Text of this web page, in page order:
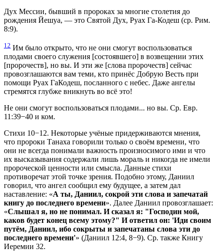
Дух Мессии, бывший в пророках за многие столетия до
рождения Йешуа, — это Святой Дух, Руах Га-Кодеш (ср. Рим.
8:9).
12 Им было открыто, что не они смогут воспользоваться
плодами своего служения [состоявшего] в возвещении этих
[пророчеств], но вы. И эти же [слова пророчеств] сейчас
провозглашаются вам теми, кто принёс Добрую Весть при
помощи Руах ГаКодеш, посланного с небес. Даже ангелы
стремятся глубже вникнуть во всё это!
Не они смогут воспользоваться плодами... но вы. Ср. Евр.
11:39−40 и ком.
Стихи 10−12. Некоторые учёные придерживаются мнения,
что пророки Танаха говорили только о своём времени, что
они не всегда понимали важность произносимого ими и что
их высказывания содержали лишь мораль и никогда не имели
пророческой ценности или смысла. Данные стихи
противоречат этой точке зрения. Подобно этому, Даниил
говорил, что ангел сообщил ему будущее, а затем дал
наставление: «А ты, Даниил, сокрой эти слова и запечатай
книгу до последнего времени». Далее Даниил провозглашает:
«Слышал я, но не понимал. И сказал я: "Господин мой,
каков будет конец всему этому?" И ответил он: 'Иди своим
путём, Даниил, ибо сокрыты и запечатаны слова эти до
последнего времени'» (Даниил 12:4, 8−9). Ср. также Книгу
Иеремии 32.